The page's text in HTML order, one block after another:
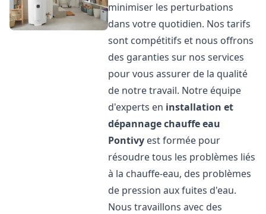
minimiser les perturbations
dans votre quotidien. Nos tarifs
sont compétitifs et nous offrons
des garanties sur nos services
pour vous assurer de la qualité
de notre travail. Notre équipe
d'experts en installation et
dépannage chauffe eau
Pontivy est formée pour
résoudre tous les problèmes liés
à la chauffe-eau, des problèmes
de pression aux fuites d'eau.
Nous travaillons avec des